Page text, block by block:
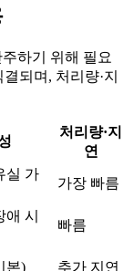
하기 위해 필요
되며, 처리량·지
처리량·지
연
실 가
가장 빠름
시
빠름
본) 추가 지연